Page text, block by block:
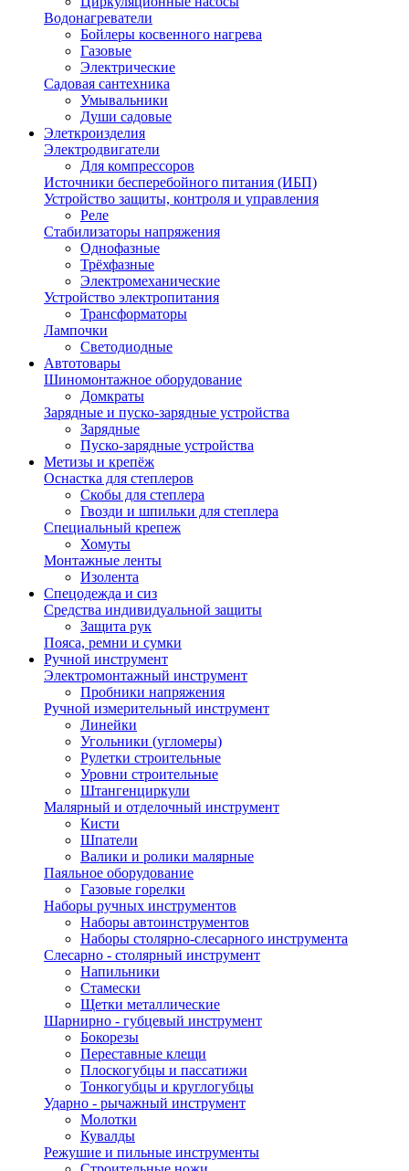
Водонагреватели
Бойлеры косвенного нагрева
Газовые
Электрические
Садовая сантехника
Умывальники
Души садовые
Элеткроизделия
Электродвигатели
Для компрессоров
Источники бесперебойного питания (ИБП)
Устройство защиты, контроля и управления
Реле
Стабилизаторы напряжения
Однофазные
Трёхфазные
Электромеханические
Устройство электропитания
Трансформаторы
Лампочки
Светодиодные
Автотовары
Шиномонтажное оборудование
Домкраты
Зарядные и пуско-зарядные устройства
Зарядные
Пуско-зарядные устройства
Метизы и крепёж
Оснастка для степлеров
Скобы для степлера
Гвозди и шпильки для степлера
Специальный крепеж
Хомуты
Монтажные ленты
Изолента
Спецодежда и сиз
Средства индивидуальной защиты
Защита рук
Пояса, ремни и сумки
Ручной инструмент
Электромонтажный инструмент
Пробники напряжения
Ручной измерительный инструмент
Линейки
Угольники (угломеры)
Рулетки строительные
Уровни строительные
Штангенциркули
Малярный и отделочный инструмент
Кисти
Шпатели
Валики и ролики малярные
Паяльное оборудование
Газовые горелки
Наборы ручных инструментов
Наборы автоинструментов
Наборы столярно-слесарного инструмента
Слесарно - столярный инструмент
Напильники
Стамески
Щетки металлические
Шарнирно - губцевый инструмент
Бокорезы
Переставные клещи
Плоскогубцы и пассатижи
Тонкогубцы и круглогубцы
Ударно - рычажный инструмент
Молотки
Кувалды
Режушие и пильные инструменты